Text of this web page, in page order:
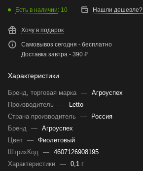
Есть в наличии: 10 Нашли дешевле?
Хочу в подарок
Самовывоз сегодня - бесплатно
Доставка завтра - 390 ₽
Характеристики
Бренд, торговая марка — Агроуспех
Производитель
—
Letto
Страна производитель
—
Россия
Бренд — Агроуспех
Цвет — Фиолетовый
ШтрихКод — 4607126908195
Характеристики — 0,1 г